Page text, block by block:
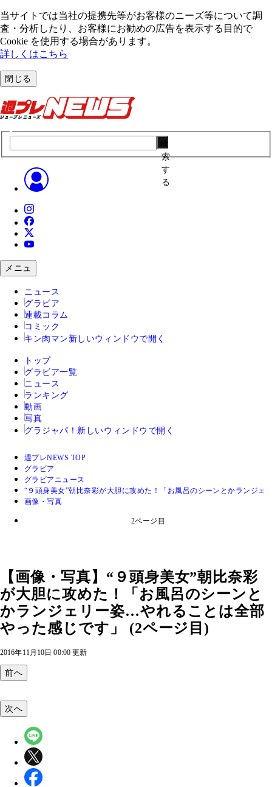
当サイトでは当社の提携先等がお客様のニーズ等について調
査・分析したり、お客様にお勧めの広告を表⽰する⽬的で
Cookie を使⽤する場合があります。
詳しくはこちら
閉じる
索
す
る
メニュ
ニュース
グラビア
連載コラム
コミック
キン肉マン 新しいウィンドウで開く
トップ
グラビア一覧
ニュース
ランキング
動画
写真
グラジャパ！ 新しいウィンドウで開く
週プレNEWS TOP
グラビア
グラビアニュース
“９頭身美女”朝比奈彩が大胆に攻めた！「お風呂のシーンとかランジ
画像・写真
2ページ目
【画像・写真】“９頭身美女”朝比奈彩
が大胆に攻めた！「お風呂のシーンと
かランジェリー姿…やれることは全部
やった感じです」 (2ページ目)
2016年11月10日 00:00 更新
前へ
次へ